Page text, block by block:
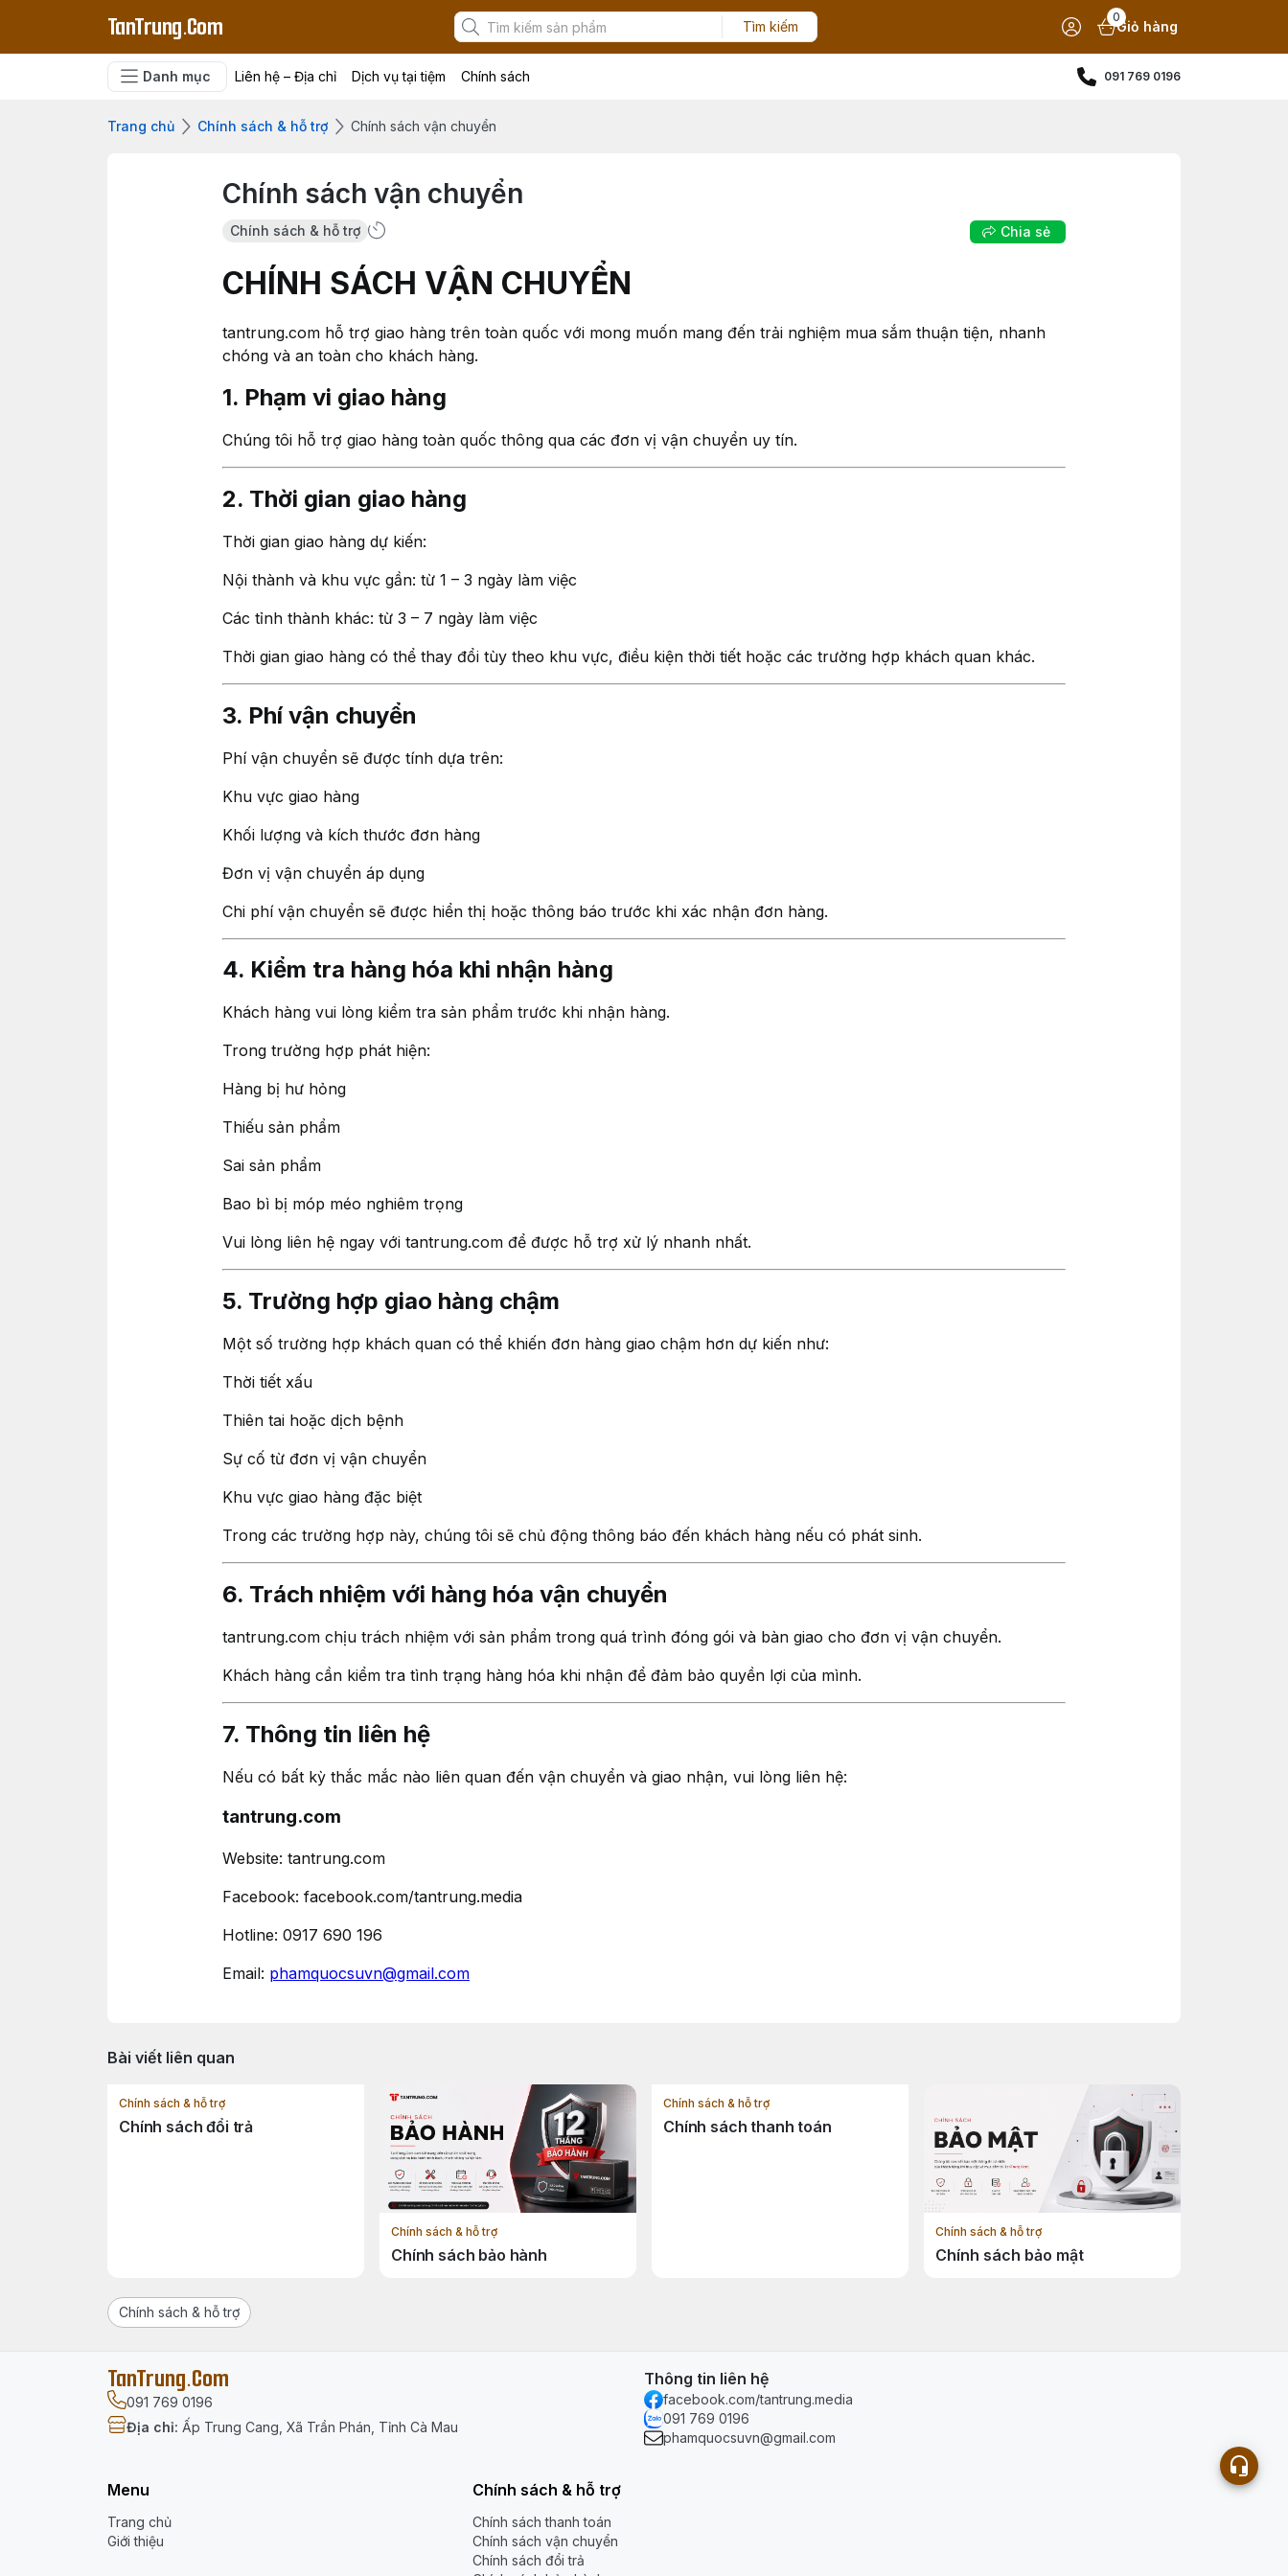
TanTrung.Com Tìm kiếm
0
Giỏ hàng
Danh mục Liên hệ – Địa chỉ Dịch vụ tại tiệm Chính sách 091 769 0196
Trang chủ Chính sách & hỗ trợ Chính sách vận chuyển
Chính sách vận chuyển
Chính sách & hỗ trợ Chia sẻ
CHÍNH SÁCH VẬN CHUYỂN
tantrung.com hỗ trợ giao hàng trên toàn quốc với mong muốn mang đến trải nghiệm mua sắm thuận tiện, nhanh
chóng và an toàn cho khách hàng.
1. Phạm vi giao hàng
Chúng tôi hỗ trợ giao hàng toàn quốc thông qua các đơn vị vận chuyển uy tín.
2. Thời gian giao hàng
Thời gian giao hàng dự kiến:
Nội thành và khu vực gần: từ 1 – 3 ngày làm việc
Các tỉnh thành khác: từ 3 – 7 ngày làm việc
Thời gian giao hàng có thể thay đổi tùy theo khu vực, điều kiện thời tiết hoặc các trường hợp khách quan khác.
3. Phí vận chuyển
Phí vận chuyển sẽ được tính dựa trên:
Khu vực giao hàng
Khối lượng và kích thước đơn hàng
Đơn vị vận chuyển áp dụng
Chi phí vận chuyển sẽ được hiển thị hoặc thông báo trước khi xác nhận đơn hàng.
4. Kiểm tra hàng hóa khi nhận hàng
Khách hàng vui lòng kiểm tra sản phẩm trước khi nhận hàng.
Trong trường hợp phát hiện:
Hàng bị hư hỏng
Thiếu sản phẩm
Sai sản phẩm
Bao bì bị móp méo nghiêm trọng
Vui lòng liên hệ ngay với tantrung.com để được hỗ trợ xử lý nhanh nhất.
5. Trường hợp giao hàng chậm
Một số trường hợp khách quan có thể khiến đơn hàng giao chậm hơn dự kiến như:
Thời tiết xấu
Thiên tai hoặc dịch bệnh
Sự cố từ đơn vị vận chuyển
Khu vực giao hàng đặc biệt
Trong các trường hợp này, chúng tôi sẽ chủ động thông báo đến khách hàng nếu có phát sinh.
6. Trách nhiệm với hàng hóa vận chuyển
tantrung.com chịu trách nhiệm với sản phẩm trong quá trình đóng gói và bàn giao cho đơn vị vận chuyển.
Khách hàng cần kiểm tra tình trạng hàng hóa khi nhận để đảm bảo quyền lợi của mình.
7. Thông tin liên hệ
Nếu có bất kỳ thắc mắc nào liên quan đến vận chuyển và giao nhận, vui lòng liên hệ:
tantrung.com
Website: tantrung.com
Facebook: facebook.com/tantrung.media
Hotline: 0917 690 196
Email: phamquocsuvn@gmail.com
Bài viết liên quan
Chính sách & hỗ trợ
Chính sách đổi trả
Chính sách & hỗ trợ
Chính sách bảo hành
Chính sách & hỗ trợ
Chính sách thanh toán
Chính sách & hỗ trợ
Chính sách bảo mật
Chính sách & hỗ trợ
TanTrung.Com
091 769 0196
Địa chỉ: Ấp Trung Cang, Xã Trần Phán, Tỉnh Cà Mau
Thông tin liên hệ
facebook.com/tantrung.media
091 769 0196
phamquocsuvn@gmail.com
Menu
Trang chủ
Giới thiệu
Chính sách & hỗ trợ
Chính sách thanh toán
Chính sách vận chuyển
Chính sách đổi trả